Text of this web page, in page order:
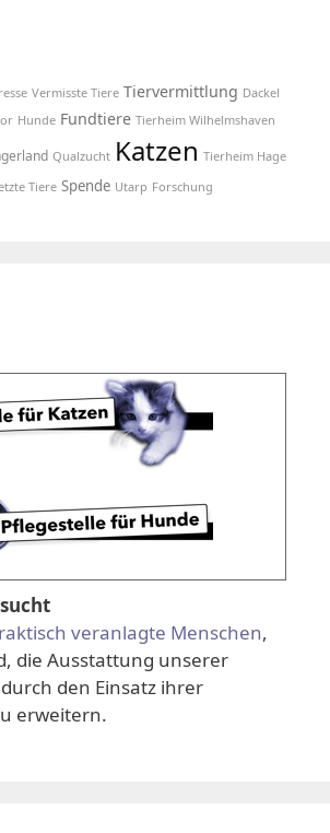
Vermisste Tiere Tiervermittlung Dackel
Hunde Fundtiere Tierheim Wilhelmshaven
Qualzucht Katzen Tierheim Hage
Tiere Spende Utarp Forschung
veranlagte Menschen,
die Ausstattung unserer
den Einsatz ihrer
erweitern.